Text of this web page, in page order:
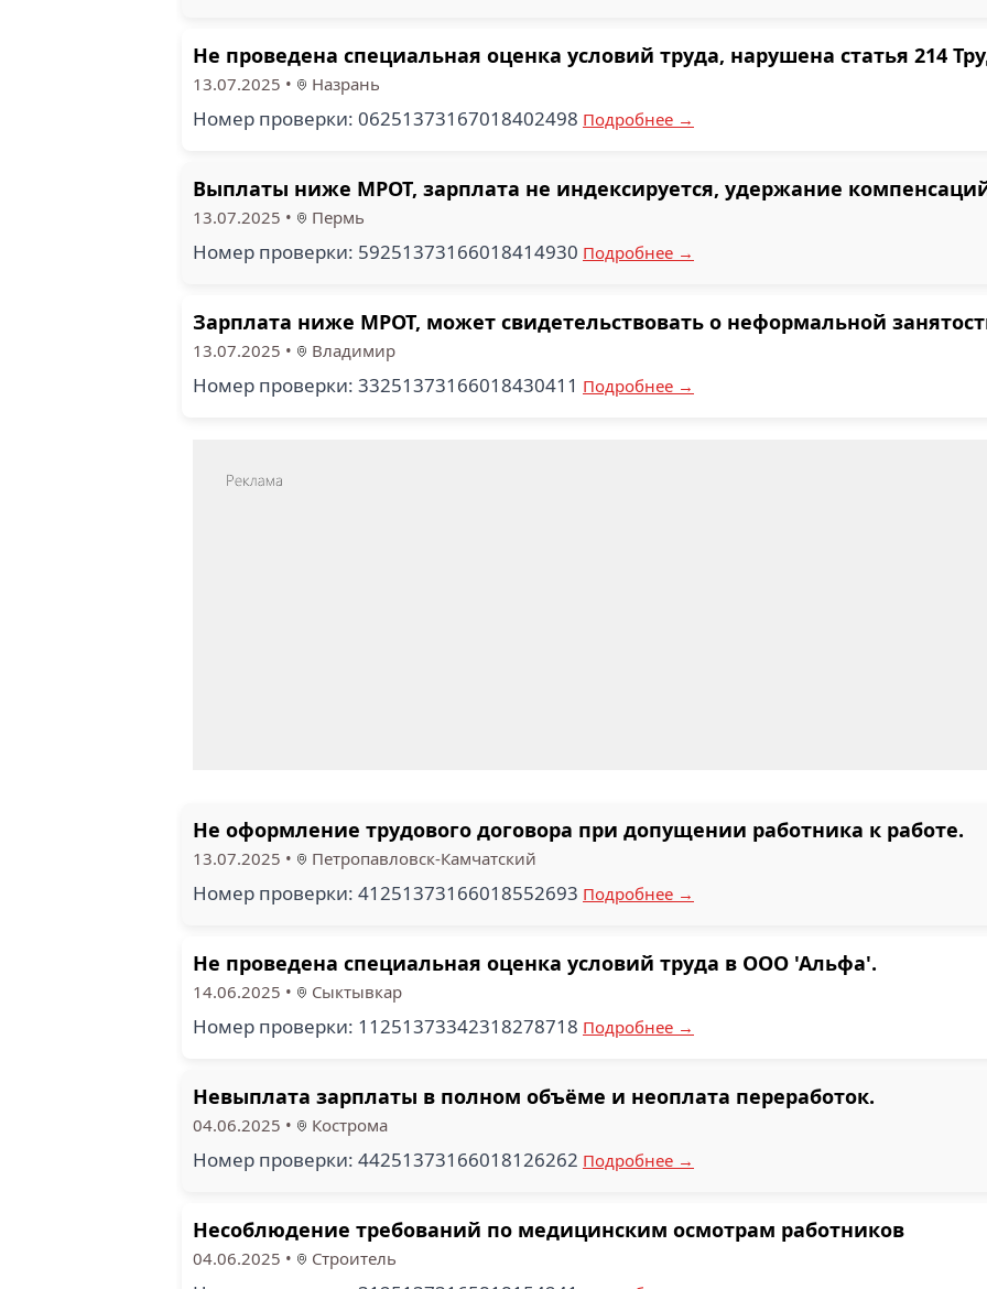
Не проведена специальная оценка условий труда, нарушена статья 214
13.07.2025 • Назрань
Номер проверки: 06251373167018402498 Подробнее →
Выплаты ниже МРОТ, зарплата не индексируется, удержание
13.07.2025 • Пермь
Номер проверки: 59251373166018414930 Подробнее →
Зарплата ниже МРОТ, может свидетельствовать о неформальной
13.07.2025 • Владимир
Номер проверки: 33251373166018430411 Подробнее →
Не оформление трудового договора при допущении работника к работе.
13.07.2025 • Петропавловск-Камчатский
Номер проверки: 41251373166018552693 Подробнее →
Не проведена специальная оценка условий труда в ООО 'Альфа'.
14.06.2025 • Сыктывкар
Номер проверки: 11251373342318278718 Подробнее →
Невыплата зарплаты в полном объёме и неоплата переработок.
04.06.2025 • Кострома
Номер проверки: 44251373166018126262 Подробнее →
Несоблюдение требований по медицинским осмотрам работников
04.06.2025 • Строитель